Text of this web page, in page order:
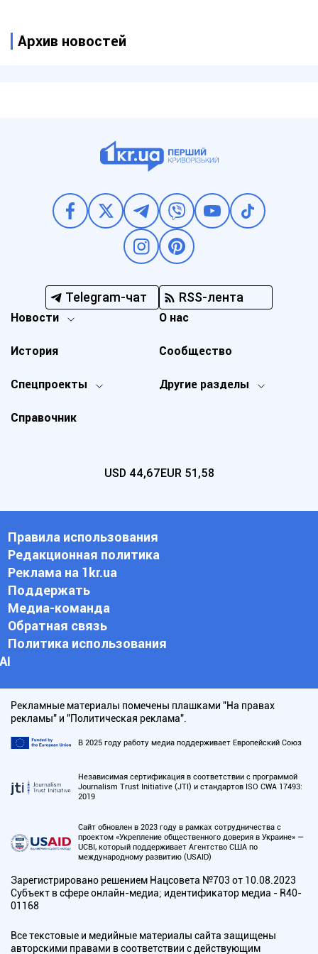
Архив новостей
Telegram-чат RSS-лента
Новости
Спецпроекты Другие разделы
История
О нас
Справочник
Сообщество
USD 44,67EUR 51,58
Правила использования
Редакционная политика
Реклама на 1kr.ua
Поддержать
Медиа-команда
Обратная связь
Политика использования
АI
Рекламные материалы помечены плашками "На правах
рекламы" и "Политическая реклама".
В 2025 году работу медиа поддерживает Европейский Союз
Независимая сертификация в соответствии с программой
Journalism Trust Initiative (JTI) и стандартов ISO CWA 17493:
2019
Сайт обновлен в 2023 году в рамках сотрудничества с
проектом «Укрепление общественного доверия в Украине» —
UCBI, который поддерживает Агентство США по
международному развитию (USAID)
Зарегистрировано решением Нацсовета №703 от 10.08.2023
Субъект в сфере онлайн-медиа; идентификатор медиа - R40-
01168
Все текстовые и медийные материалы сайта защищены
авторскими правами в соответствии с действующим